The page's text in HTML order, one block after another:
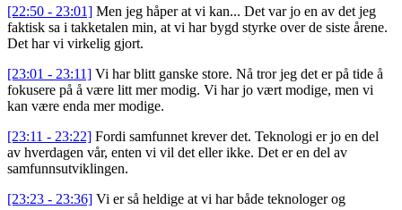
[22:50 - 23:01] Men jeg håper at vi kan... Det var jo en av det jeg
faktisk sa i takketalen min, at vi har bygd styrke over de siste årene.
Det har vi virkelig gjort.
[23:01 - 23:11] Vi har blitt ganske store. Nå tror jeg det er på tide å
fokusere på å være litt mer modig. Vi har jo vært modige, men vi
kan være enda mer modige.
[23:11 - 23:22] Fordi samfunnet krever det. Teknologi er jo en del
av hverdagen vår, enten vi vil det eller ikke. Det er en del av
samfunnsutviklingen.
[23:23 - 23:36] Vi er så heldige at vi har både teknologer og